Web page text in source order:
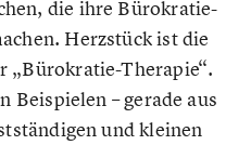
die ihre Bürokratie-
Herzstück ist die
„Bürokratie-Therapie“.
Beispielen – gerade aus
und kleinen